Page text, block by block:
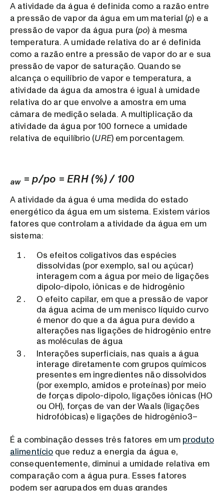
A atividade da água é definida como a razão entre
a pressão de vapor da água em um material (p) e a
pressão de vapor da água pura (po) à mesma
temperatura. A umidade relativa do ar é definida
como a razão entre a pressão de vapor do ar e sua
pressão de vapor de saturação. Quando se
alcança o equilíbrio de vapor e temperatura, a
atividade da água da amostra é igual à umidade
relativa do ar que envolve a amostra em uma
câmara de medição selada. A multiplicação da
atividade da água por 100 fornece a umidade
relativa de equilíbrio (URE) em porcentagem.
aw= p/po = ERH (%) / 100
A atividade da água é uma medida do estado
energético da água em um sistema. Existem vários
fatores que controlam a atividade da água em um
sistema:
Os efeitos coligativos das espécies
dissolvidas (por exemplo, sal ou açúcar)
interagem com a água por meio de ligações
dipolo-dipolo, iônicas e de hidrogênio
O efeito capilar, em que a pressão de vapor
da água acima de um menisco líquido curvo
é menor do que a da água pura devido a
alterações nas ligações de hidrogênio entre
as moléculas de água
Interações superficiais, nas quais a água
interage diretamente com grupos químicos
presentes em ingredientes não dissolvidos
(por exemplo, amidos e proteínas) por meio
de forças dipolo-dipolo, ligações iônicas (HO
ou OH), forças de van der Waals (ligações
hidrofóbicas) e ligações de hidrogênio3–
É a combinação desses três fatores em um produto
alimentício que reduz a energia da água e,
consequentemente, diminui a umidade relativa em
comparação com a água pura. Esses fatores
podem ser agrupados em duas grandes